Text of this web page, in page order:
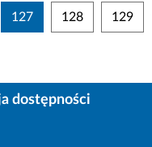
127 128 129
dostępności